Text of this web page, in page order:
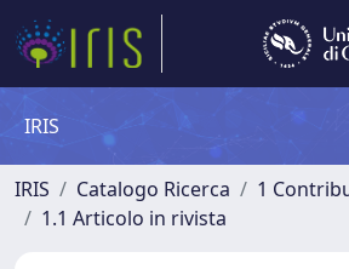
IRIS
IRIS Catalogo Ricerca
1
1.1 Articolo in rivista